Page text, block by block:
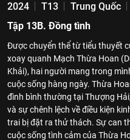
2024 T13 Trung Quốc
Tập 13B. Đồng tình
Được chuyển thể từ tiểu thuyết
xoay quanh Mạch Thừa Hoan
Khải), hai người mang trong
cuộc sống hàng ngày. Thừa
đình bình thường tại Thượng
và sự chênh lệch về điều kiện
trai bị đặt ra thử thách. Sự can
cuộc sống tình cảm của Thừa